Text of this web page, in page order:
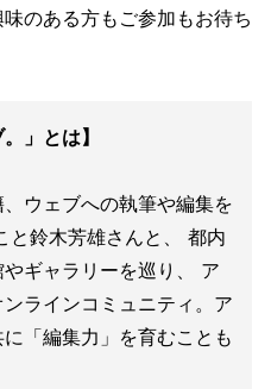
のある方もご参加もお待ち
」とは】
ウェブへの執筆や編集を
と鈴木芳雄さんと、 都内
ギャラリーを巡り、 ア
ラインコミュニティ。ア
「編集力」を育むことも